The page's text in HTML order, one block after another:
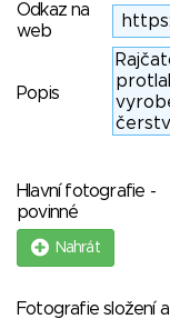
Odkaz na
web
Popis
Hlavní fotografie -
povinné
Nahrát
Fotografie složení a